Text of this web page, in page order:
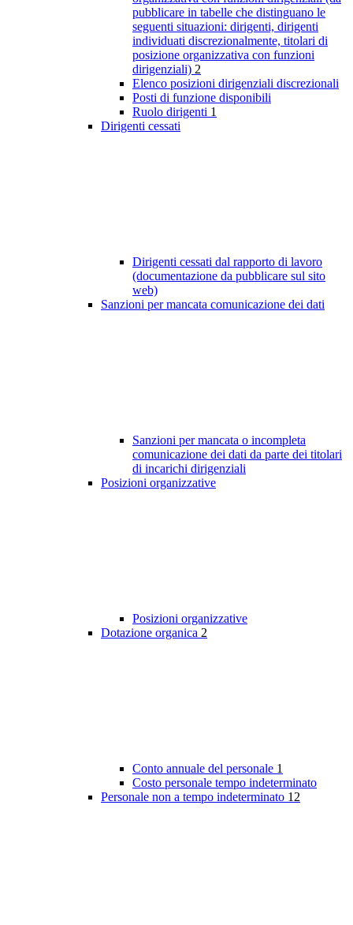
pubblicare in tabelle che distinguano le
seguenti situazioni: dirigenti, dirigenti
individuati discrezionalmente, titolari di
posizione organizzativa con funzioni
dirigenziali) 2
Elenco posizioni dirigenziali discrezionali
Posti di funzione disponibili
Ruolo dirigenti 1
Dirigenti cessati
Dirigenti cessati dal rapporto di lavoro
(documentazione da pubblicare sul sito
web)
Sanzioni per mancata comunicazione dei dati
Sanzioni per mancata o incompleta
comunicazione dei dati da parte dei titolari
di incarichi dirigenziali
Posizioni organizzative
Posizioni organizzative
Dotazione organica 2
Conto annuale del personale 1
Costo personale tempo indeterminato
Personale non a tempo indeterminato 12